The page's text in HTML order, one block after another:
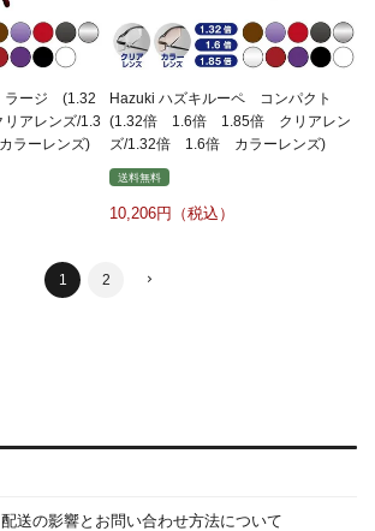
ラージ (1.32
アレンズ/1.3
ーレンズ)
Hazuki ハズキルーペ コンパクト
(1.32倍 1.6倍 1.85倍 クリアレン
ズ/1.32倍 1.6倍 カラーレンズ)
送料無料
10,206
1 2
送の影響とお問い合わせ方法について